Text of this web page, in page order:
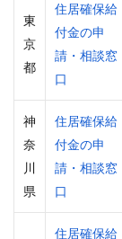
東
京
都
住居確保給
付金の申
請・相談窓
口
神
奈
川
県
住居確保給
付金の申
請・相談窓
口
住居確保給